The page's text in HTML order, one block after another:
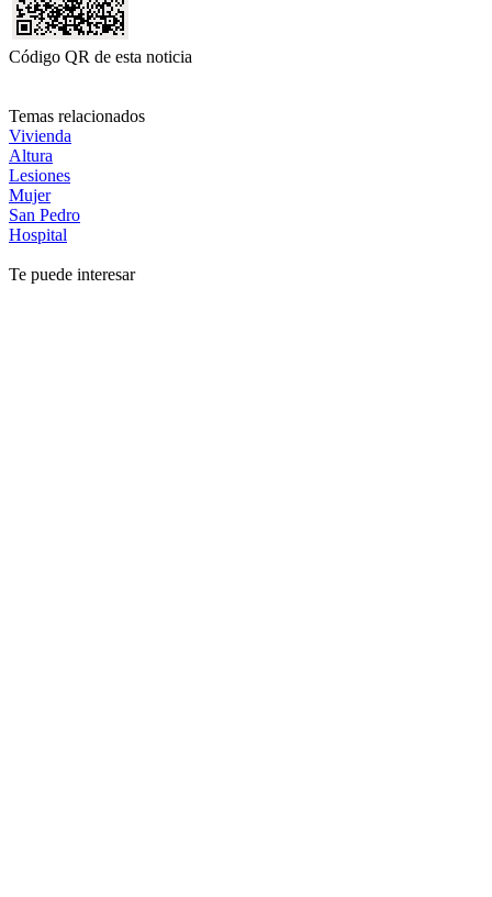
Código QR de esta noticia
Temas relacionados
Vivienda
Altura
Lesiones
Mujer
San Pedro
Hospital
Te puede interesar